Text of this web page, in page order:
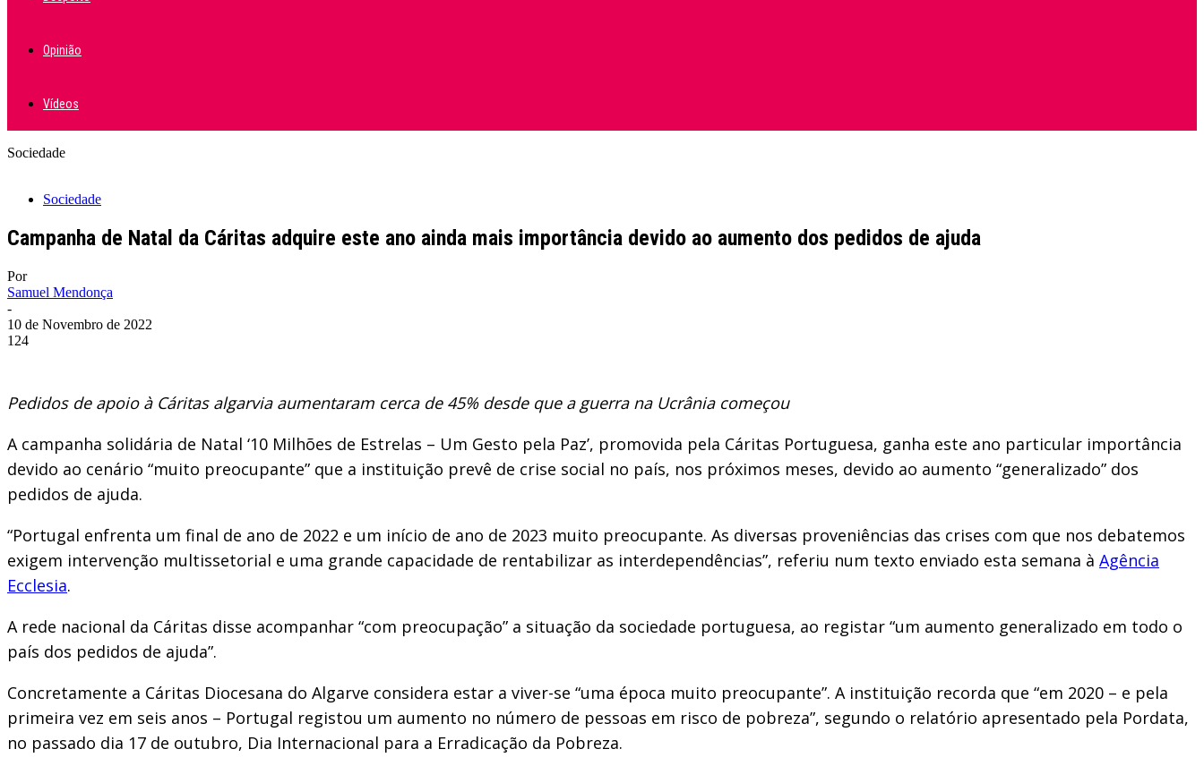
Opinião
Vídeos
Sociedade
Sociedade
Campanha de Natal da Cáritas adquire este ano ainda mais importância devido ao aumento dos pedidos de ajuda
Por
Samuel Mendonça
-
10 de Novembro de 2022
124
Pedidos de apoio à Cáritas algarvia aumentaram cerca de 45% desde que a guerra na Ucrânia começou
A campanha solidária de Natal ‘10 Milhões de Estrelas – Um Gesto pela Paz’, promovida pela Cáritas Portuguesa, ganha este ano particular importância
devido ao cenário “muito preocupante” que a instituição prevê de crise social no país, nos próximos meses, devido ao aumento “generalizado” dos
pedidos de ajuda.
“Portugal enfrenta um final de ano de 2022 e um início de ano de 2023 muito preocupante. As diversas proveniências das crises com que nos debatemos
exigem intervenção multissetorial e uma grande capacidade de rentabilizar as interdependências”, referiu num texto enviado esta semana à Agência
Ecclesia.
A rede nacional da Cáritas disse acompanhar “com preocupação” a situação da sociedade portuguesa, ao registar “um aumento generalizado em todo o
país dos pedidos de ajuda”.
Concretamente a Cáritas Diocesana do Algarve considera estar a viver-se “uma época muito preocupante”. A instituição recorda que “em 2020 – e pela
primeira vez em seis anos – Portugal registou um aumento no número de pessoas em risco de pobreza”, segundo o relatório apresentado pela Pordata,
no passado dia 17 de outubro, Dia Internacional para a Erradicação da Pobreza.